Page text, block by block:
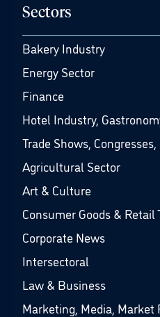
Sectors
Bakery Industry
Energy Sector
Finance
Hotel Industry,
Trade Shows,
Agricultural Sector
Art & Culture
Consumer Goods & Retail
Corporate News
Intersectoral
Law & Business
Marketing, Media, Market